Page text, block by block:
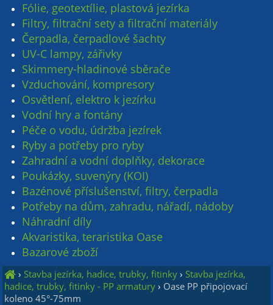
Fólie, geotextílie, plastová jezírka
Filtry, filtrační sety a filtrační materiály
Čerpadla, čerpadlové šachty
UV-C lampy, zářivky
Skimmery-hladinové sběrače
Vzduchování, kompresory
Osvětlení, elektro k jezírku
Vodní hry a fontány
Péče o vodu, údržba jezírek
Ryby a potřeby pro ryby
Zahradní a vodní doplňky, dekorace
Poukázky, suvenýry (KOI)
Bazénové příslušenství, filtry, čerpadla
Potřeby na dům, zahradu, nářadí, nádoby
Náhradní díly
Akvaristika, teraristika Oase
Bazarové zboží
› Stavba jezírka, hadice, trubky, fitinky › Stavba jezírka,
hadice, trubky, fitinky - PP armatury › Oase PP připojovací
koleno 45°-75mm